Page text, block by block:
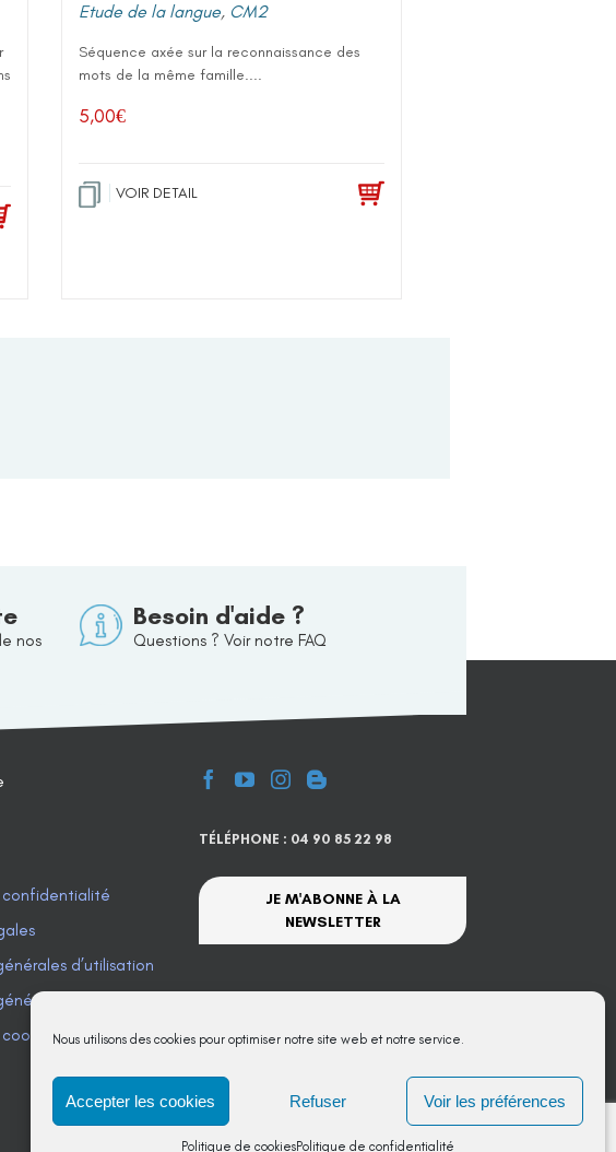
Nous utilisons des cookies pour optimiser notre site web et notre service.
Accepter les cookies Refuser Voir les préférences
Politique de cookiesPolitique de confidentialité
Etude de la langue, CM2
Séquence axée sur la reconnaissance des
mots de la même famille....
5,00€
VOIR DETAIL
nos
Besoin d'aide ?
Questions ? Voir notre FAQ
confidentialité
d’utilisation
de vente
(UE)
TÉLÉPHONE : 04 90 85 22 98
JE M'ABONNE À LA
NEWSLETTER